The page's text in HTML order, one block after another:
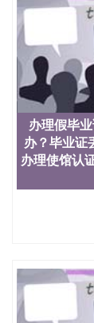
办理假毕
办？毕业
办理使馆认